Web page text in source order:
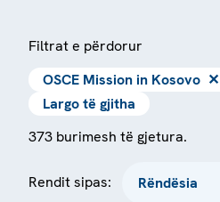
Filtrat e përdorur
OSCE Mission in Kosovo ✕
Largo të gjitha
373 burimesh të gjetura.
Rendit sipas: